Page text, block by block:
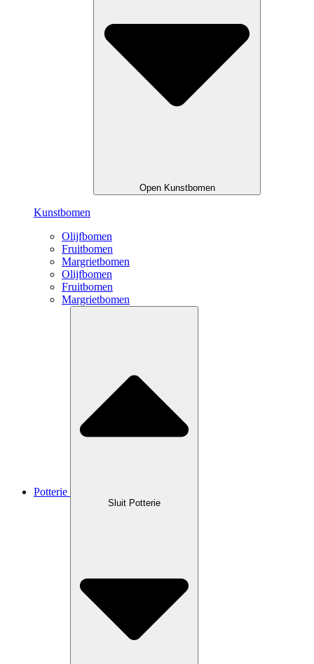
Open Kunstbomen
Kunstbomen
Olijfbomen
Fruitbomen
Margrietbomen
Olijfbomen
Fruitbomen
Margrietbomen
Potterie
Sluit Potterie